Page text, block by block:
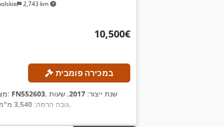
2,743 km
‏10,500 ‏€
במכירה פומבית
, מספר מכונה/רכב: FN552603 , שנת ייצור: 2017, שעות
, גובה הרמה: 3,540 מ"מ ,